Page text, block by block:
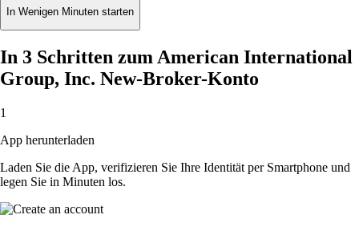
In Wenigen Minuten starten
In 3 Schritten zum American International
Group, Inc. New-Broker-Konto
1
App herunterladen
Laden Sie die App, verifizieren Sie Ihre Identität per Smartphone und
legen Sie in Minuten los.